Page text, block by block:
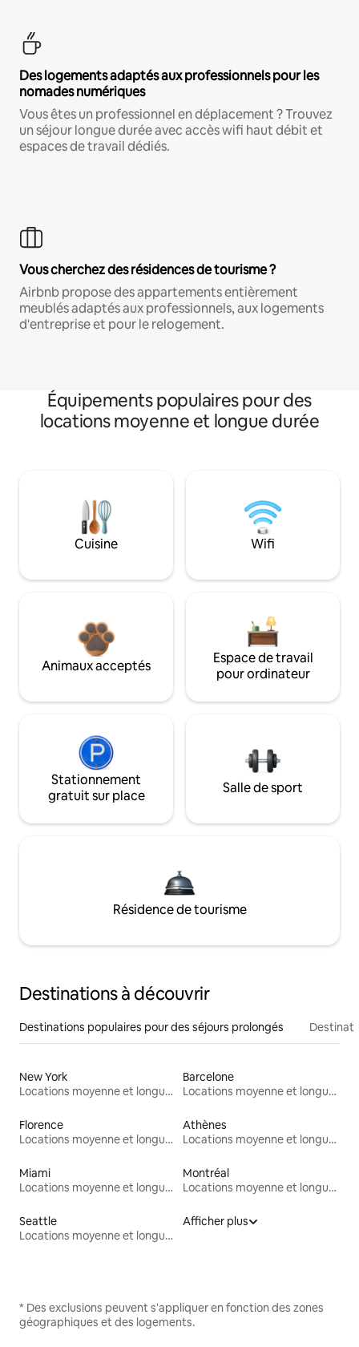
Des logements adaptés aux professionnels pour les
nomades numériques
Vous êtes un professionnel en déplacement ? Trouvez
un séjour longue durée avec accès wifi haut débit et
espaces de travail dédiés.
Vous cherchez des résidences de tourisme ?
Airbnb propose des appartements entièrement
meublés adaptés aux professionnels, aux logements
d'entreprise et pour le relogement.
Équipements populaires pour des
locations moyenne et longue durée
Cuisine Wifi
Animaux acceptés
Espace de travail
pour ordinateur
Stationnement
gratuit sur place
Salle de sport
Résidence de tourisme
Destinations à découvrir
Destinations populaires pour des séjours prolongés
New York
Locations moyenne et longue durée
Barcelone
Locations moyenne et longue durée
Florence
Locations moyenne et longue durée
Athènes
Locations moyenne et longue durée
Miami
Locations moyenne et longue durée
Montréal
Locations moyenne et longue durée
Seattle
Locations moyenne et longue durée
Afficher plus
* Des exclusions peuvent s'appliquer en fonction des zones
géographiques et des logements.